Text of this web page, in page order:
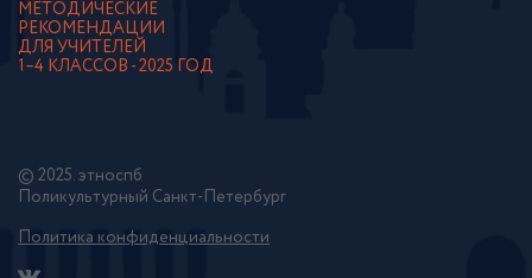
МЕТОДИЧЕСКИЕ
РЕКОМЕНДАЦИИ
ДЛЯ УЧИТЕЛЕЙ
1–4 КЛАССОВ - 2025 ГОД
© 2025. этноспб
Поликультурный Санкт-Петербург
Политика конфиденциальности